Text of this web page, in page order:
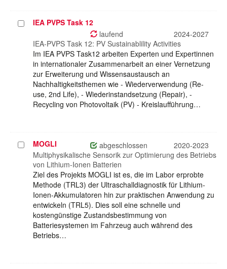
ProjektIEA PVPS Task 12
laufend
2024-2027
IEA-PVPS Task 12: PV Sustainablility Activities
Im IEA PVPS Task12 arbeiten Experten und Expertinnen
in internationaler Zusammenarbeit an einer Vernetzung
zur Erweiterung und Wissensaustausch an
Nachhaltigkeitsthemen wie - Wiederverwendung (Re-
use, 2nd Life), - Wiederinstandsetzung (Repair), -
Recycling von Photovoltaik (PV) - Kreislaufführung…
Projekt
auswählen
MOGLI abgeschlossen
2020-2023
Multiphysikalische Sensorik zur Optimierung des Betriebs
von Lithium-Ionen Batterien
Ziel des Projekts MOGLI ist es, die im Labor erprobte
Methode (TRL3) der Ultraschalldiagnostik für Lithium-
Ionen-Akkumulatoren hin zur praktischen Anwendung zu
entwickeln (TRL5). Dies soll eine schnelle und
kostengünstige Zustandsbestimmung von
Batteriesystemen im Fahrzeug auch während des
Betriebs…